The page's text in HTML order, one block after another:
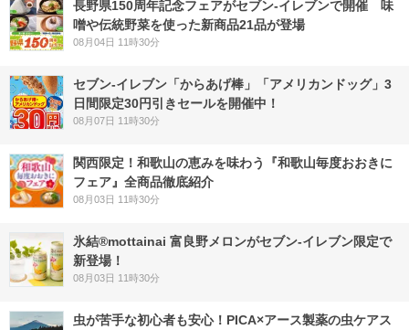
長野県150周年記念フェアがセブン-イレブンで開催 味
噌や伝統野菜を使った新商品21品が登場
08月04日 11時30分
セブン‐イレブン「からあげ棒」「アメリカンドッグ」3
日間限定30円引きセールを開催中！
08月07日 11時30分
関西限定！和歌山の恵みを味わう『和歌山毎度おおきに
フェア』全商品徹底紹介
08月03日 11時30分
氷結®mottainai 富良野メロンがセブン‐イレブン限定で
新登場！
08月03日 11時30分
虫が苦手な初心者も安心！PICA×アース製薬の虫ケアス